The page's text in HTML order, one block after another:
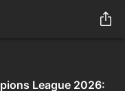
League 2026: